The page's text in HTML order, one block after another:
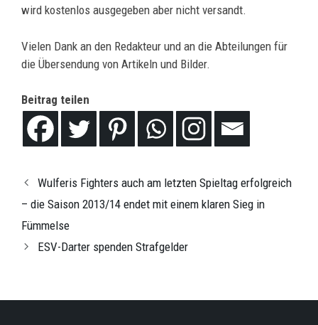
wird kostenlos ausgegeben aber nicht versandt.
Vielen Dank an den Redakteur und an die Abteilungen für
die Übersendung von Artikeln und Bilder.
Beitrag teilen
Wulferis Fighters auch am letzten Spieltag erfolgreich
– die Saison 2013/14 endet mit einem klaren Sieg in
Fümmelse
ESV-Darter spenden Strafgelder